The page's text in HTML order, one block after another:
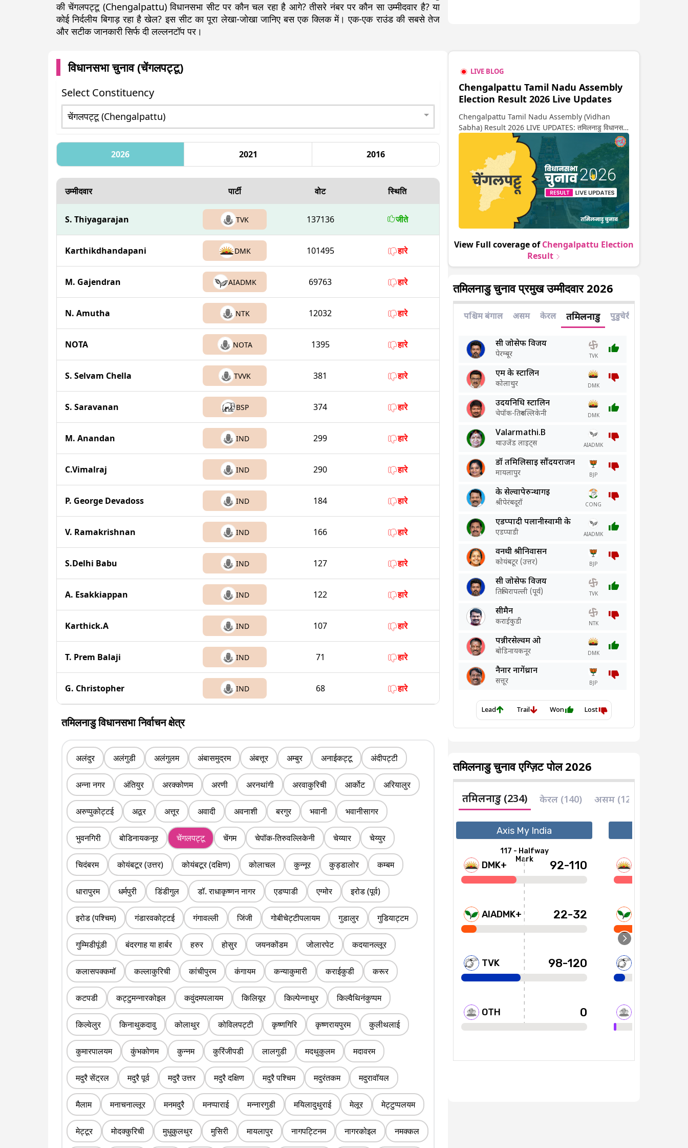
की चेंगलपट्टू (Chengalpattu) विधानसभा सीट पर कौन चल रहा है आगे? तीसरे नंबर पर कौन सा उम्मीदवार है? या
कोई निर्दलीय बिगाड़ रहा है खेल? इस सीट का पूरा लेखा-जोखा जानिए बस एक क्लिक में। एक-एक राउंड की सबसे तेज
और सटीक जानकारी सिर्फ दी लल्लनटॉप पर।
विधानसभा चुनाव (चेंगलपट्टू)
Select Constituency
2026 2021 2016
उम्मीदवार पार्टी वोट स्थिति
S. Thiyagarajan TVK 137136 जीते
Karthikdhandapani DMK 101495 हारे
M. Gajendran AIADMK 69763 हारे
N. Amutha NTK 12032 हारे
NOTA NOTA 1395 हारे
S. Selvam Chella TVVK 381 हारे
S. Saravanan BSP 374 हारे
M. Anandan IND 299 हारे
C.Vimalraj IND 290 हारे
P. George Devadoss IND 184 हारे
V. Ramakrishnan IND 166 हारे
S.Delhi Babu IND 127 हारे
A. Esakkiappan IND 122 हारे
Karthick.A IND 107 हारे
T. Prem Balaji IND 71 हारे
G. Christopher IND 68 हारे
तमिलनाडु विधानसभा निर्वाचन क्षेत्र
अलंदुर अलंगुडी अलंगुलम अंबासमुद्रम अंबत्तूर अम्बुर अनाईकट्टू अंदीपट्टी
अन्ना नगर अंतियुर अरक्कोणम अरणी अरनथांगी अरवाकुरिची आर्कोट अरियालुर
अरुप्पुकोट्टई अठूर अत्तूर अवादी अवनाशी बरगुर भवानी भवानीसागर
भुवनगिरी बोडिनायकनूर चेंगलपट्टू चेंगम चेपॉक-तिरुवल्लिकेनी चेय्यार चेय्युर
चिदंबरम कोयंबटूर (उत्तर) कोयंबटूर (दक्षिण) कोलाचल कुन्नूर कुड्डालोर कम्बम
धारापुरम धर्मपुरी डिंडीगुल डॉ. राधाकृष्णन नागर एडप्पाडी एग्मोर इरोड (पूर्व)
इरोड (पश्चिम) गंडारवकोट्टई गंगावल्ली जिंजी गोबीचेट्टीपलायम गुडालुर गुडियाट्टम
गुम्मिडीपूंडी बंदरगाह या हार्बर हरुर होसुर जयनकोंडम जोलारपेट कदयानल्लूर
कलासपक्कमॉ कल्लाकुरिची कांचीपुरम कंगायम कन्याकुमारी कराईकुडी करूर
कटपडी कट्टुमन्नारकोइल कवुंदमपलायम किलियूर किल्पेन्नाथुर किल्वैथिनंकुप्पम
किल्वेलुर किनाथुकदावु कोलाथुर कोविलपट्टी कृष्णगिरि कृष्णरायपुरम कुलीथलाई
कुमारपालयम कुंभकोणम कुन्नम कुरिंजीपडी लालगुडी मदथुकुलम मदावरम
मदुरै सेंट्रल मदुरै पूर्व मदुरै उत्तर मदुरै दक्षिण मदुरै पश्चिम मदुरंतकम मदुरावॉयल
मैलाम मनाचनाल्लूर मनमदुरै मनप्पाराई मन्नारगुडी मयिलादुथुराई मेलूर मेट्टुप्पलयम
मेट्टूर मोदक्कुरिची मुधुकुलथुर मुसिरी मायलापुर नागपट्टिनम नागरकोइल नमक्कल
LIVE BLOG
Chengalpattu Tamil Nadu Assembly
Election Result 2026 Live Updates
Chengalpattu Tamil Nadu Assembly (Vidhan
Sabha) Result 2026 LIVE UPDATES: तमिलनाडु विधानसभा
चुनाव 2026 की गिनती अगले कुछ ही देर में शुरू होने वाली है. यहां
देखें चेंगलपट्टू सीट पर कौन आगे-कौन पीछे से लेकर किस तरफ जा
रहें है रुझान. साथ ही पाइए इस सीट पर हो रही हर एक हलचल की
अपडेट वो भी रियल टाइम में
View Full coverage ofChengalpattu Election
Result
तमिलनाडु चुनाव प्रमुख उम्मीदवार 2026
तमिलनाडु चुनाव एग्ज़िट पोल 2026